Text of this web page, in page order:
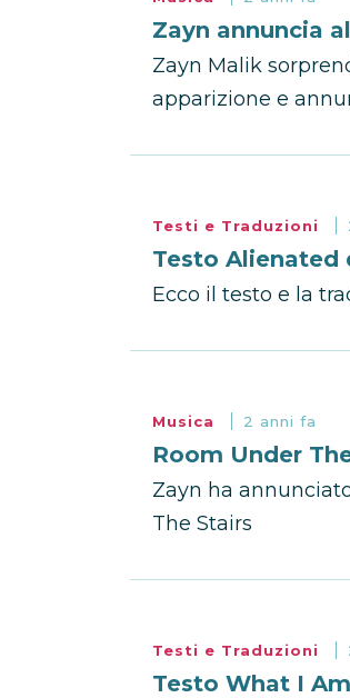
Zayn annuncia
Zayn Malik
apparizione e
Testi e Traduzioni
Testo Alienated
Ecco il testo e la
Musica 2 anni fa
Room Under
Zayn ha
The Stairs
Testi e Traduzioni
Testo What I